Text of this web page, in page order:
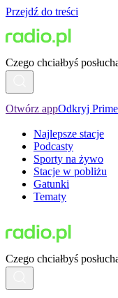
Przejdź do treści
Czego chciałbyś
Otwórz appOdkryj Prime
Najlepsze stacje
Podcasty
Sporty na żywo
Stacje w pobliżu
Gatunki
Tematy
Czego chciałbyś